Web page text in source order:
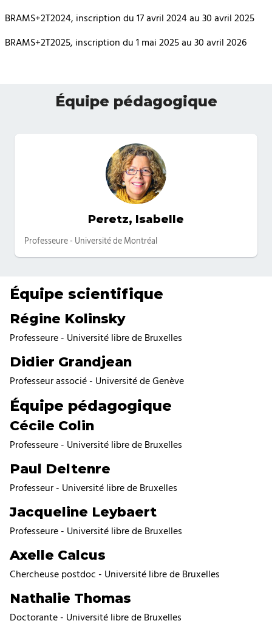
BRAMS+2T2024, inscription du 17 avril 2024 au 30 avril 2025
BRAMS+2T2025, inscription du 1 mai 2025 au 30 avril 2026
Équipe pédagogique
Peretz, Isabelle
Catégories
Professeure - Université de Montréal
Équipe scientifique
Régine Kolinsky
Professeure - Université libre de Bruxelles
Didier Grandjean
Professeur associé - Université de Genève
Équipe pédagogique
Cécile Colin
Professeure - Université libre de Bruxelles
Paul Deltenre
Professeur - Université libre de Bruxelles
Jacqueline Leybaert
Professeure - Université libre de Bruxelles
Axelle Calcus
Chercheuse postdoc - Université libre de Bruxelles
Nathalie Thomas
Doctorante - Université libre de Bruxelles